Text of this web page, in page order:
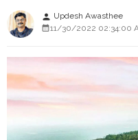
person Updesh Awasthee
11/30/2022 02:34:00